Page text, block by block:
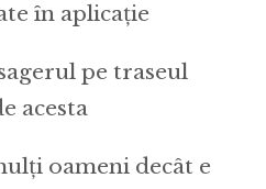
în aplicație
pe traseul
acesta
oameni decât e